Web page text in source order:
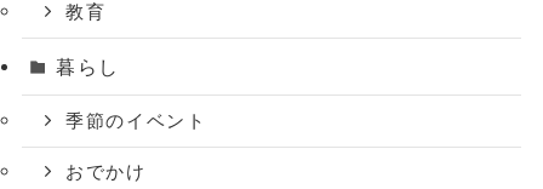
教育
暮らし
季節のイベント
おでかけ